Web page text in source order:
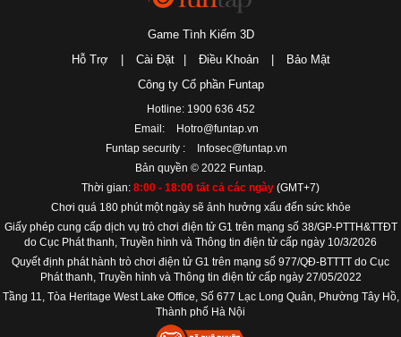
Game Tình Kiếm 3D
Hỗ Trợ
Cài Đặt Điều Khoản
Bảo Mật
Công ty Cổ phần Funtap
Hotline: 1900 636 452
Email:
Hotro@funtap.vn
Funtap security :
Infosec@funtap.vn
Bản quyền © 2022 Funtap.
Thời gian: 8:00 - 18:00 tất cả các ngày (GMT+7)
Chơi quá 180 phút một ngày sẽ ảnh hưởng xấu đến sức khỏe
Giấy phép cung cấp dịch vụ trò chơi điện tử G1 trên mạng số 38/GP-PTTH&TTĐT
do Cục Phát thanh, Truyền hình và Thông tin điện tử cấp ngày 10/3/2026
Quyết định phát hành trò chơi điện tử G1 trên mạng số 977/QĐ-BTTTT do Cục
Phát thanh, Truyền hình và Thông tin điện tử cấp ngày 27/05/2022
Tầng 11, Tòa Heritage West Lake Office, Số 677 Lạc Long Quân, Phường Tây Hồ,
Thành phố Hà Nội